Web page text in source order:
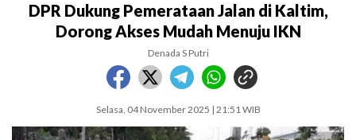
DPR Dukung Pemerataan Jalan di Kaltim,
Dorong Akses Mudah Menuju IKN
Denada S Putri
Selasa, 04 November 2025 | 21:51 WIB